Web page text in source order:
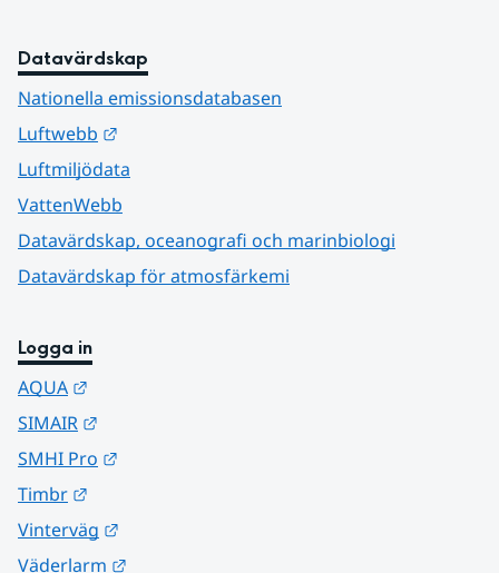
Datavärdskap
Nationella emissionsdatabasen
Luftwebb
Luftmiljödata
VattenWebb
Datavärdskap, oceanografi och marinbiologi
Datavärdskap för atmosfärkemi
Logga in
AQUA
SIMAIR
SMHI Pro
Timbr
Vinterväg
Väderlarm